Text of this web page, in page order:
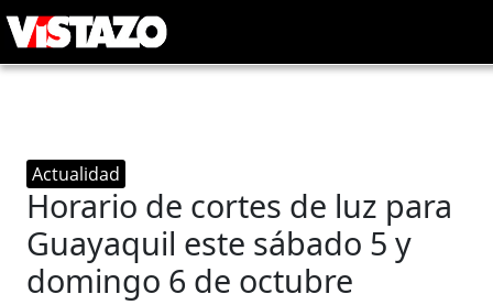
Actualidad
Horario de cortes de luz para
Guayaquil este sábado 5 y
domingo 6 de octubre